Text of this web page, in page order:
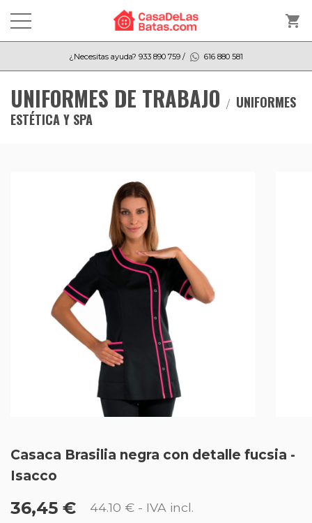
shopping_cart
¿Necesitas ayuda? 933 890 759 / 616 880 581
UNIFORMES DE TRABAJO
UNIFORMES
ESTÉTICA Y SPA
Casaca Brasilia negra con detalle fucsia -
Isacco
36,45 € 44.10 € - IVA incl.